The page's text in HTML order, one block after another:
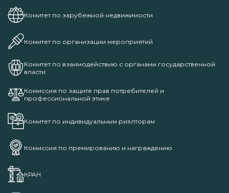
Комитет по зарубежной недвижимости
Комитет по организации мероприятий
Комитет по взаимодействию с органами государственной
власти
Комиссия по защите прав потребителей и
профессиональной этике
Комитет по индивидуальным риэлторам
Комиссия по премированию и награждению
КРАН